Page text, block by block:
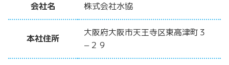
会社名 株式会社水協
本社住所
大阪府大阪市天王寺区東高津町３
−２９